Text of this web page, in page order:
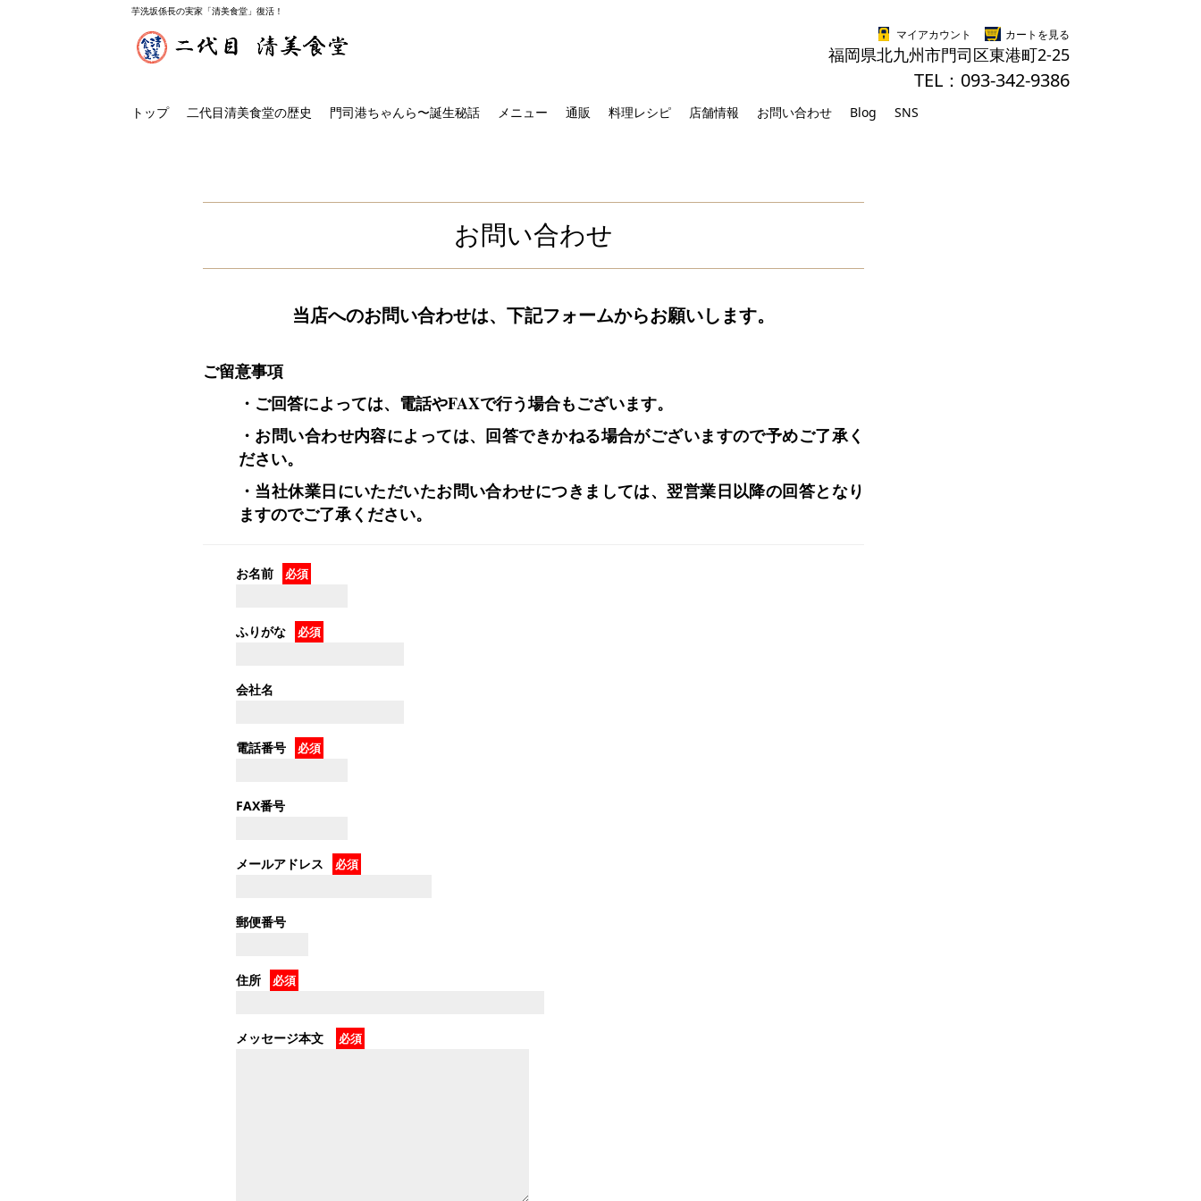
芋洗坂係長の実家「清美食堂」復活！
カートを見る
マイアカウント
福岡県北九州市門司区東港町2-25
TEL：093-342-9386
トップ 二代目清美食堂の歴史 門司港ちゃんら〜誕生秘話 メニュー 通販 料理レシピ 店舗情報 お問い合わせ Blog SNS
お問い合わせ
当店へのお問い合わせは、下記フォームからお願いします。
ご留意事項
・ご回答によっては、電話やFAXで行う場合もございます。
・お問い合わせ内容によっては、回答できかねる場合がございますので予めご了承く
ださい。
・当社休業日にいただいたお問い合わせにつきましては、翌営業日以降の回答となり
ますのでご了承ください。
お名前 必須
ふりがな 必須
会社名
電話番号 必須
FAX番号
メールアドレス 必須
郵便番号
住所 必須
メッセージ本文 必須